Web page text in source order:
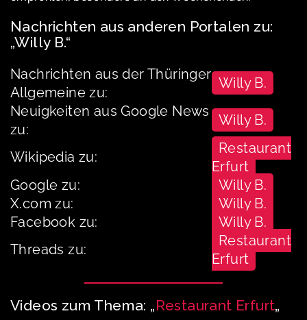
Nachrichten aus anderen Portalen zu:
„Willy B.“
Nachrichten aus der Thüringer
Allgemeine zu:
Willy B.
Neuigkeiten aus Google News
zu:
Willy B.
Wikipedia zu:
Restaurant
Erfurt
Google zu:
Willy B.
X.com zu:
Willy B.
Facebook zu:
Willy B.
Threads zu:
Restaurant
Erfurt
Videos zum Thema: „Restaurant Erfurt„